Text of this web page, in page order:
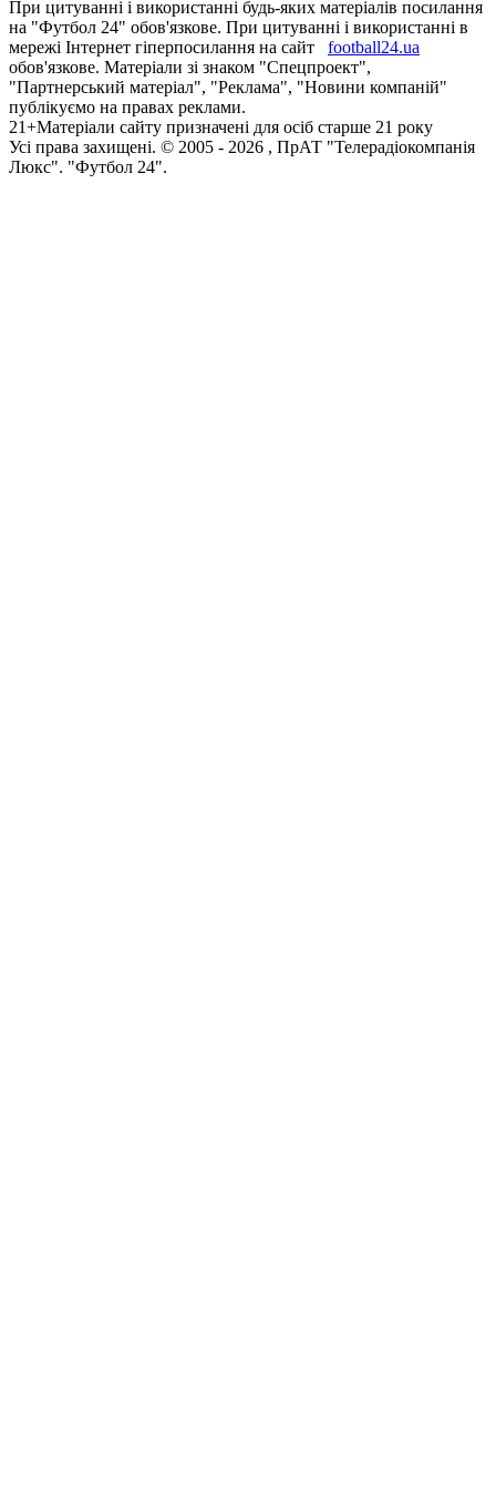
При цитуванні і використанні будь-яких матеріалів посилання
на "Футбол 24" обов'язкове. При цитуванні і використанні в
мережі Інтернет гіперпосилання на сайт
football24.ua
обов'язкове. Матеріали зі знаком "Спецпроект",
"Партнерський матеріал", "Реклама", "Новини компаній"
публікуємо на правах реклами.
21+Матеріали сайту призначені для осіб старше 21 року
Усi права захищенi. © 2005 - 2026 , ПрАТ "Телерадіокомпанія
Люкс". "Футбол 24".